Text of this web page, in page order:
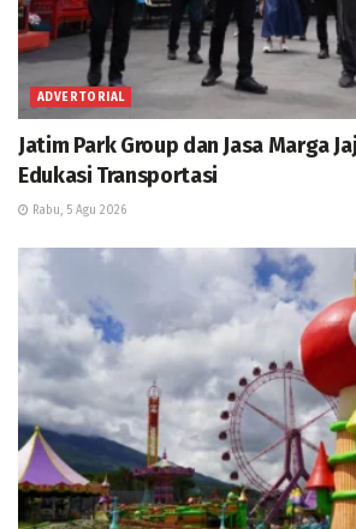
ADVERTORIAL
Jatim Park Group dan Jasa Marga
Edukasi Transportasi
Rabu, 5 Agu 2026